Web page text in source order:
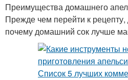
Преимущества домашнего
Прежде чем перейти к
почему домашний сок лучше